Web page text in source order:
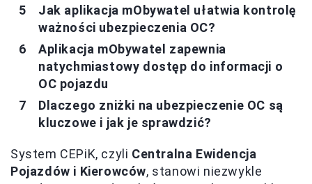
Jak aplikacja mObywatel ułatwia kontrolę
ważności ubezpieczenia OC?
Aplikacja mObywatel zapewnia
natychmiastowy dostęp do informacji o
OC pojazdu
Dlaczego zniżki na ubezpieczenie OC są
kluczowe i jak je sprawdzić?
System CEPiK, czyli Centralna Ewidencja
Pojazdów i Kierowców, stanowi niezwykle